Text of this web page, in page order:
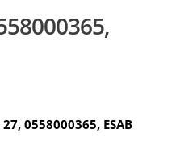
0558000365, ESAB